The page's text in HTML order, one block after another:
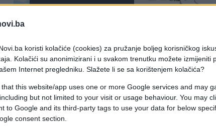
koristi kolačiće (cookies) za pružanje boljeg korisničkog
Kolačići su anonimizirani i u svakom trenutku možete izmijeniti
Internet pregledniku. Slažete li se sa korištenjem kolačića?
that this website/app uses one or more Google services and may
but not limited to your visit or usage behaviour. You may
to Google and its third-party tags to use your data for below
consent section.
BOSNA I HERCEGOVINA
Led, snažan vjetar i obilne padavine:
Evo kojim dijelovima BiH prijeti jako
nevrijeme
Saznaj više